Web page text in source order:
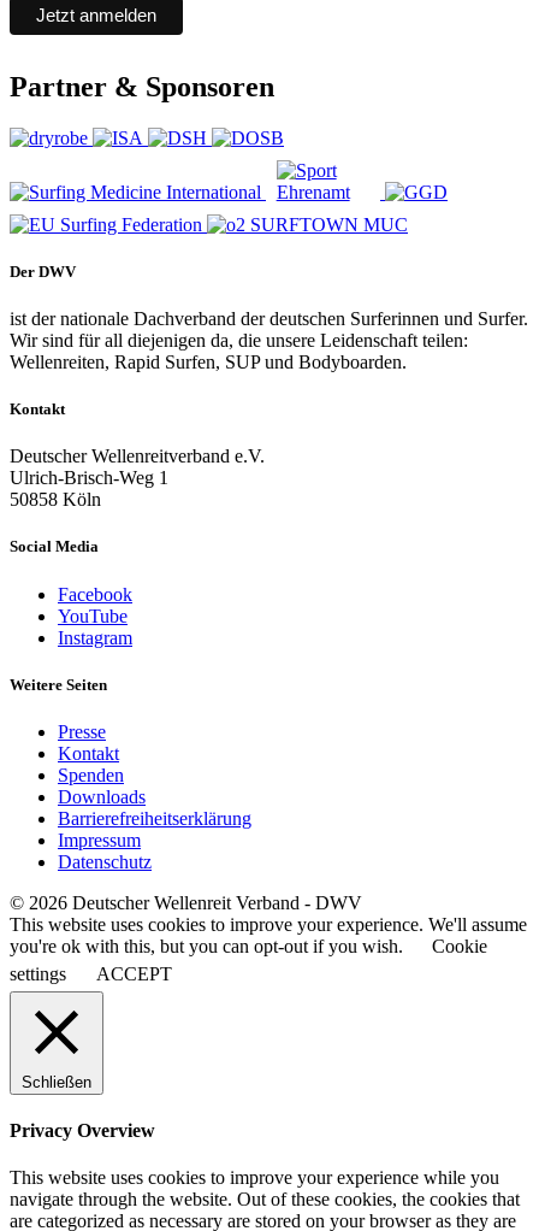
Partner & Sponsoren
Der DWV
ist der nationale Dachverband der deutschen Surferinnen und Surfer.
Wir sind für all diejenigen da, die unsere Leidenschaft teilen:
Wellenreiten, Rapid Surfen, SUP und Bodyboarden.
Kontakt
Deutscher Wellenreitverband e.V.
Ulrich-Brisch-Weg 1
50858 Köln
Social Media
Facebook
YouTube
Instagram
Weitere Seiten
Presse
Kontakt
Spenden
Downloads
Barrierefreiheitserklärung
Impressum
Datenschutz
© 2026 Deutscher Wellenreit Verband - DWV
This website uses cookies to improve your experience. We'll assume
you're ok with this, but you can opt-out if you wish.
Cookie
settings
ACCEPT
Schließen
Privacy Overview
This website uses cookies to improve your experience while you
navigate through the website. Out of these cookies, the cookies that
are categorized as necessary are stored on your browser as they are